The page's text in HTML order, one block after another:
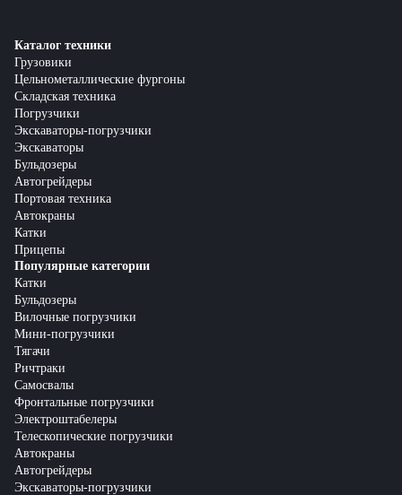
условиях обслуживания.
Каталог техники
Грузовики
Цельнометаллические фургоны
Складская техника
Погрузчики
Экскаваторы-погрузчики
Экскаваторы
Бульдозеры
Автогрейдеры
Портовая техника
Автокраны
Катки
Прицепы
Популярные категории
Катки
Бульдозеры
Вилочные погрузчики
Мини-погрузчики
Тягачи
Ричтраки
Самосвалы
Фронтальные погрузчики
Электроштабелеры
Телескопические погрузчики
Автокраны
Автогрейдеры
Экскаваторы-погрузчики